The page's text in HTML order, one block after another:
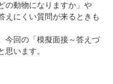
の動物になりますか」や
えにくい質問が来るときも
今回の「模擬面接～答えづ
います。